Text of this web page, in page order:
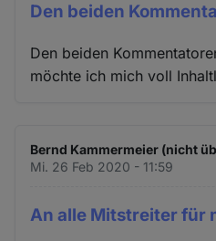
Den beiden
Den beiden
möchte ich mich voll
Bernd Kammermeier (nicht
Mi. 26 Feb 2020 - 11:59
An alle Mitstreiter für